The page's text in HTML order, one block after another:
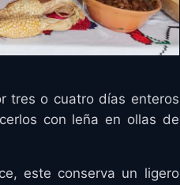
tres o cuatro días enteros
con leña en ollas de
este conserva un ligero